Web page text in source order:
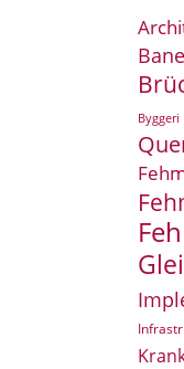
Byggeri